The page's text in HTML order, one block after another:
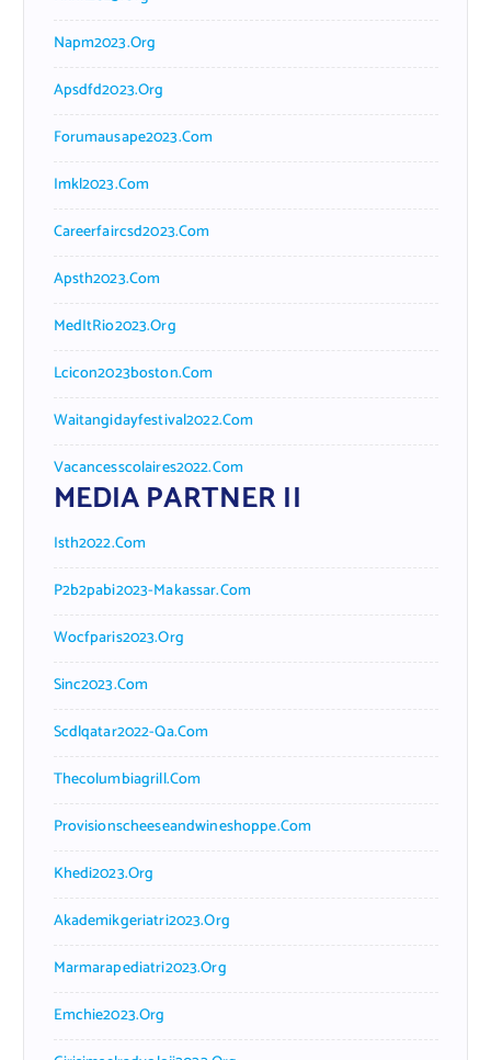
Napm2023.org
Apsdfd2023.org
Forumausape2023.com
Imkl2023.com
Careerfaircsd2023.com
Apsth2023.com
MedItRio2023.org
Lcicon2023boston.com
Waitangidayfestival2022.com
Vacancesscolaires2022.com
MEDIA PARTNER II
Isth2022.com
P2b2pabi2023-Makassar.com
Wocfparis2023.org
Sinc2023.com
Scdlqatar2022-Qa.com
Thecolumbiagrill.com
Provisionscheeseandwineshoppe.com
Khedi2023.org
Akademikgeriatri2023.org
Marmarapediatri2023.org
Emchie2023.org